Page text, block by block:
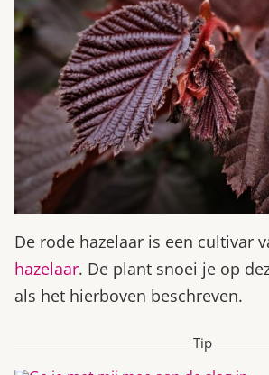
De rode hazelaar is een cultivar
hazelaar. De plant snoei je op
als het hierboven beschreven.
Tip